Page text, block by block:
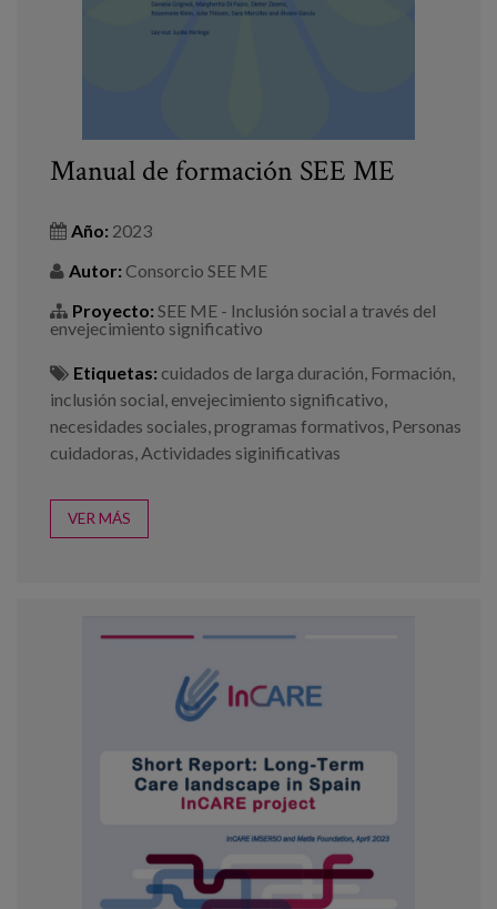
Manual de formación SEE ME
Año: 2023
Autor: Consorcio SEE ME
Proyecto: SEE ME - Inclusión social a través del
envejecimiento significativo
Etiquetas: cuidados de larga duración, Formación,
inclusión social, envejecimiento significativo,
necesidades sociales,programas formativos, Personas
cuidadoras, Actividades siginificativas
VER MÁS